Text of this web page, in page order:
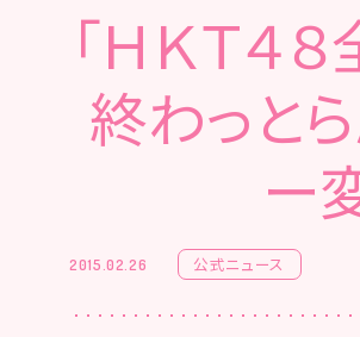
「ＨＫＴ４
終わっと
ー
2015.02.26 公式ニュース